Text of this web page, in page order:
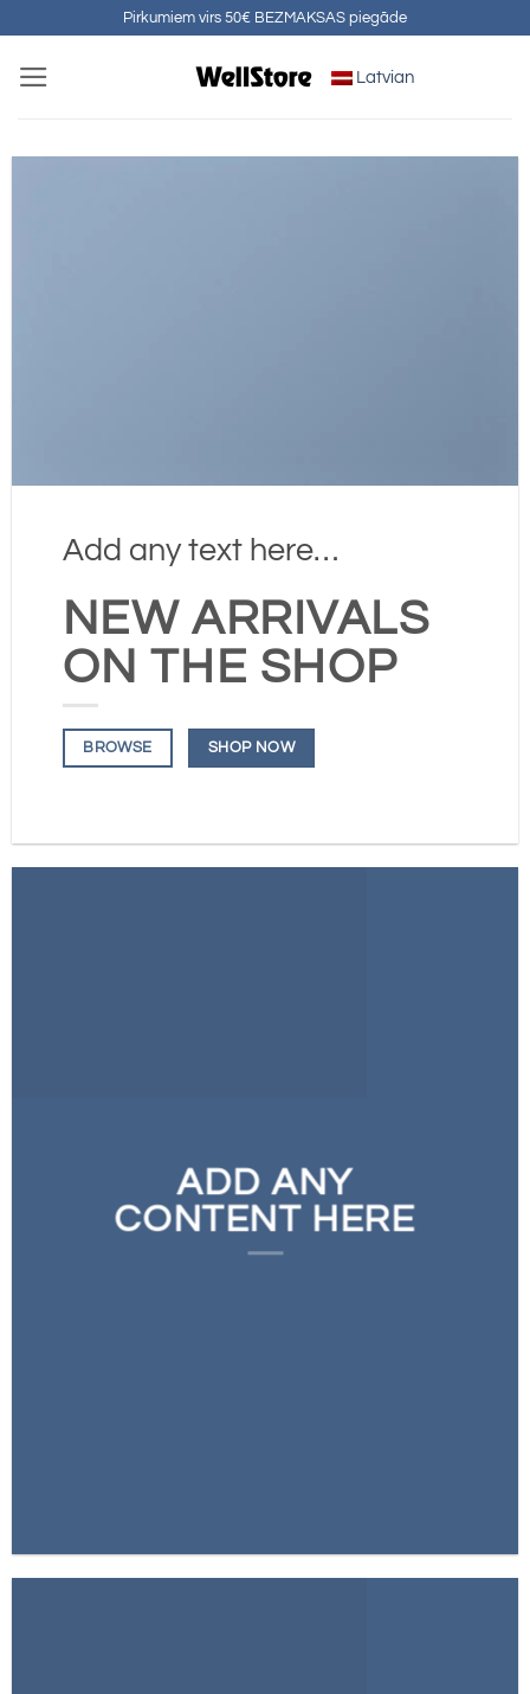
content
Pirkumiem virs 50€ BEZMAKSAS piegāde
Latvian
Add any text here…
NEW ARRIVALS
ON THE SHOP
BROWSE SHOP NOW
ADD ANY
CONTENT HERE